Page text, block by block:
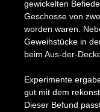
gewickelten
Geschosse von
worden waren.
Geweihstücke in
beim Aus-der-
Experimente
gut mit dem
Dieser Befund